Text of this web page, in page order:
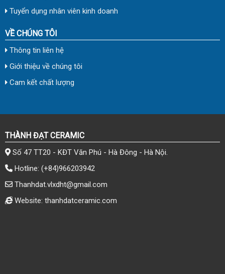
Tuyển dụng nhân viên kinh doanh
VỀ CHÚNG TÔI
Thông tin liên hệ
Giới thiệu về chúng tôi
Cam kết chất lượng
THÀNH ĐẠT CERAMIC
Số 47 TT20 - KĐT Văn Phú - Hà Đông - Hà Nội.
Hotline: (+84)966203942
Thanhdat.vlxdht@gmail.com
Website: thanhdatceramic.com